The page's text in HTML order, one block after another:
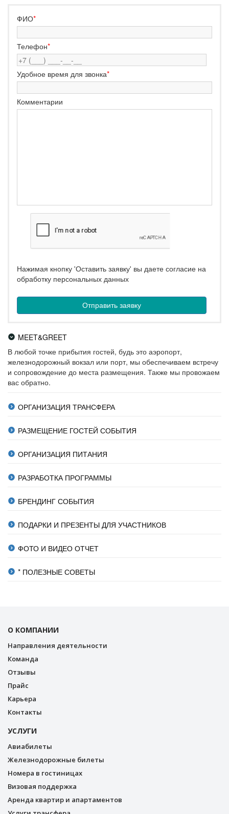
ФИО*
Телефон*
Удобное время для звонка*
Комментарии
Нажимая кнопку 'Оставить заявку' вы даете согласие на
обработку персональных данных
MEET&GREET
В любой точке прибытия гостей, будь это аэропорт,
железнодорожный вокзал или порт, мы обеспечиваем встречу
и сопровождение до места размещения. Также мы провожаем
вас обратно.
ОРГАНИЗАЦИЯ ТРАНСФЕРА
РАЗМЕЩЕНИЕ ГОСТЕЙ СОБЫТИЯ
ОРГАНИЗАЦИЯ ПИТАНИЯ
РАЗРАБОТКА ПРОГРАММЫ
БРЕНДИНГ СОБЫТИЯ
ПОДАРКИ И ПРЕЗЕНТЫ ДЛЯ УЧАСТНИКОВ
ФОТО И ВИДЕО ОТЧЕТ
* ПОЛЕЗНЫЕ СОВЕТЫ
О КОМПАНИИ
Направления деятельности
Команда
Отзывы
Прайс
Карьера
Контакты
УСЛУГИ
Авиабилеты
Железнодорожные билеты
Номера в гостиницах
Визовая поддержка
Аренда квартир и апартаментов